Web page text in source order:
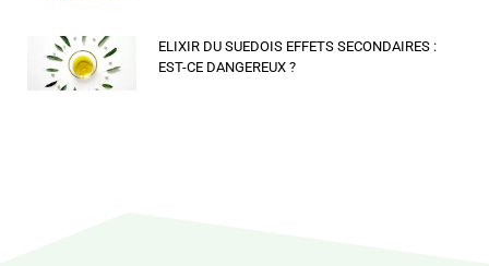
ELIXIR DU SUEDOIS EFFETS SECONDAIRES :
EST-CE DANGEREUX ?